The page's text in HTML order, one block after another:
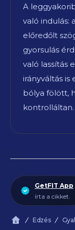
A
való indulás:
előredőlt
gyorsulás
való lassítás
irányváltás is
bólya fölött,
kontrolláltan.
GetFIT App
írta a cikket.
Edzés